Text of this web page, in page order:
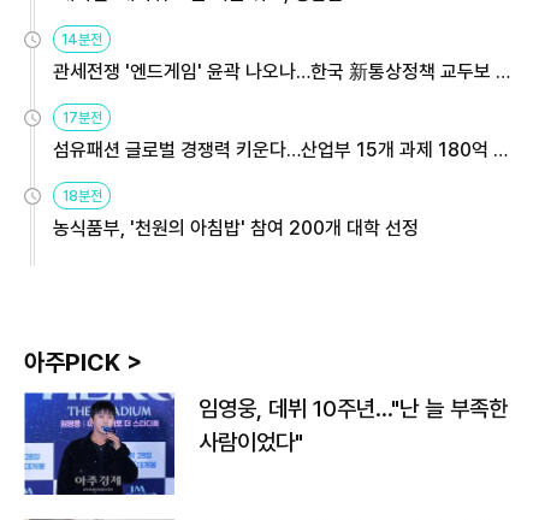
14분전
관세전쟁 '엔드게임' 윤곽 나오나…한국 新통상정책 교두보 활
용해야
17분전
섬유패션 글로벌 경쟁력 키운다…산업부 15개 과제 180억 지
원
18분전
농식품부, '천원의 아침밥' 참여 200개 대학 선정
아주PICK >
임영웅, 데뷔 10주년…"난 늘 부족한
사람이었다"